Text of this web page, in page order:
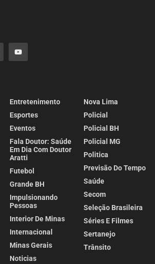
Entretenimento
Esportes
Eventos
Fala Doutor: Saúde
Em Dia Com Doutor
Aratti
Futebol
Grande BH
Impulsionando
Pessoas
Interior De Minas
Internacional
Minas Gerais
Noticias
Nova Lima
Policial
Policial BH
Policial MG
Politica
Previsão Do Tempo
Saúde
Secom
Seleção Brasileira
Séries E Filmes
Sertanejo
Trânsito